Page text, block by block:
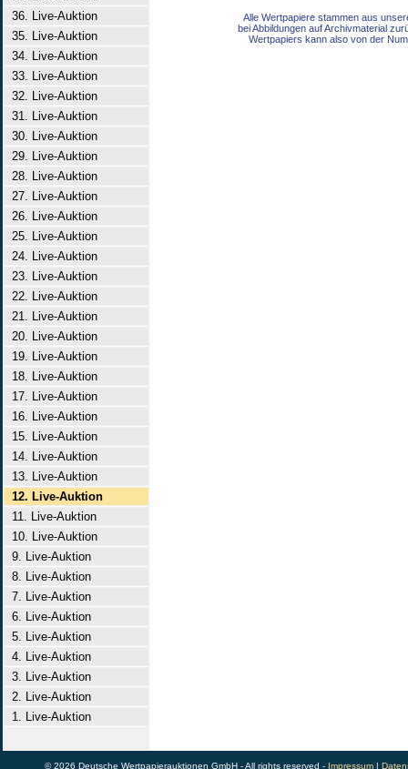
36. Live-Auktion
35. Live-Auktion
34. Live-Auktion
33. Live-Auktion
32. Live-Auktion
31. Live-Auktion
30. Live-Auktion
29. Live-Auktion
28. Live-Auktion
27. Live-Auktion
26. Live-Auktion
25. Live-Auktion
24. Live-Auktion
23. Live-Auktion
22. Live-Auktion
21. Live-Auktion
20. Live-Auktion
19. Live-Auktion
18. Live-Auktion
17. Live-Auktion
16. Live-Auktion
15. Live-Auktion
14. Live-Auktion
13. Live-Auktion
12. Live-Auktion
11. Live-Auktion
10. Live-Auktion
9. Live-Auktion
8. Live-Auktion
7. Live-Auktion
6. Live-Auktion
5. Live-Auktion
4. Live-Auktion
3. Live-Auktion
2. Live-Auktion
1. Live-Auktion
Alle Wertpapiere stammen aus
bei Abbildungen auf Archivmaterial
Wertpapiers kann also von der
© 2026 Deutsche Wertpapierauktionen GmbH - All rights reserved - Impressum|